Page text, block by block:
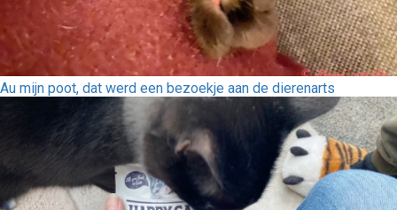
Au mijn poot, dat werd een bezoekje aan de dierenarts